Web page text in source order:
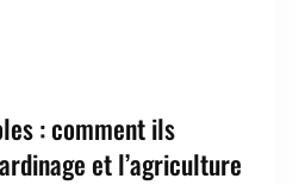
: comment ils
et l’agriculture